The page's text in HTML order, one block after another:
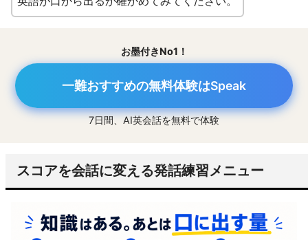
お墨付きNo1！
一難おすすめの無料体験はSpeak
7日間、AI英会話を無料で体験
スコアを会話に変える発話練習メニュー